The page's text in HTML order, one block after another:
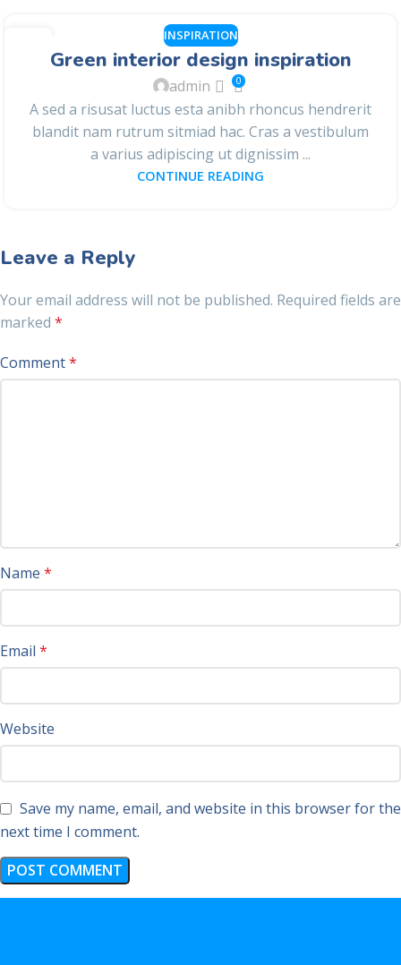
INSPIRATION
Green interior design inspiration
admin 0
A sed a risusat luctus esta anibh rhoncus hendrerit
blandit nam rutrum sitmiad hac. Cras a vestibulum
a varius adipiscing ut dignissim ...
CONTINUE READING
Leave a Reply
Your email address will not be published. Required fields are
marked *
Comment*
Name *
Email *
Website
Save my name, email, and website in this browser for the
next time I comment.